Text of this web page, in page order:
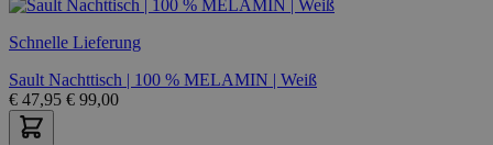
Schnelle Lieferung
Sault Nachttisch | 100 % MELAMIN | Weiß
€ 47,95 € 99,00